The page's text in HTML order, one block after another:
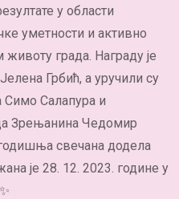
у области
уметности и активно
града. Награду је
Грбић, а уручили су
Симо Салапура и
Зрењанина Чедомир
свечана додела
је 28. 12. 2023. године у